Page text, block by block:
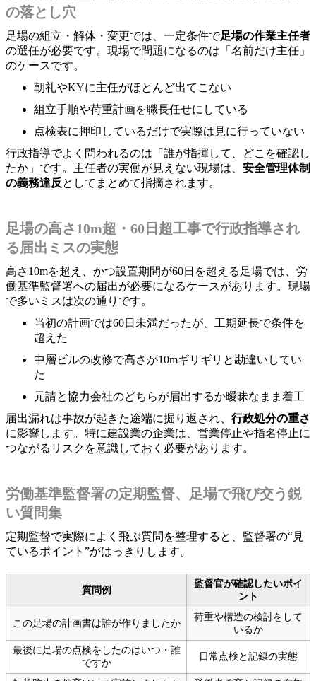
の落とし穴
足場の組立・解体・変更では、一定条件で足場の作業主任者
の選任が必要です。現場で問題になるのは「名前だけ主任」
のケースです。
朝礼やKYに主任がほとんど出てこない
組立手順や荷重計画を職長任せにしている
点検表に押印しているだけで実際は見に行っていない
行政指導でよく問われるのは「誰が指揮して、どこを確認し
たか」です。主任者の実働が見えない現場は、 安全管理体制
の義務違反 としてまとめて指摘されます。
足場の高さ10m超・60日超工事で行政指導され
る届出ミスの実態
高さ10mを超え、かつ設置期間が60日を超える足場では、労
働基準監督署への届出が必要になるケースがあります。現場
で多いミスは次の通りです。
当初の計画では60日未満だったが、工期延長で条件を
超えた
中層ビルの改修で高さが10mギリギリと勘違いしてい
た
元請と協力会社のどちらが届出するか曖昧なまま着工
届出漏れは事故が起きた途端に掘り返され、 行政処分の重さ
に影響します。特に建設業の企業は、営業停止や指名停止に
つながるリスクを意識しておく必要があります。
労働基準監督署の定期監督、足場で飛び交う鋭
い質問集
定期監督で実際によく飛ぶ質問を整理すると、監督署の“見
ているポイント”がはっきりします。
質問例
監督官が確認したいポイ
ント
この足場の計画書は誰が作りましたか
荷重や構造の検討をして
いるか
最後に足場の点検をしたのはいつ・誰
ですか
日常点検と記録の実態